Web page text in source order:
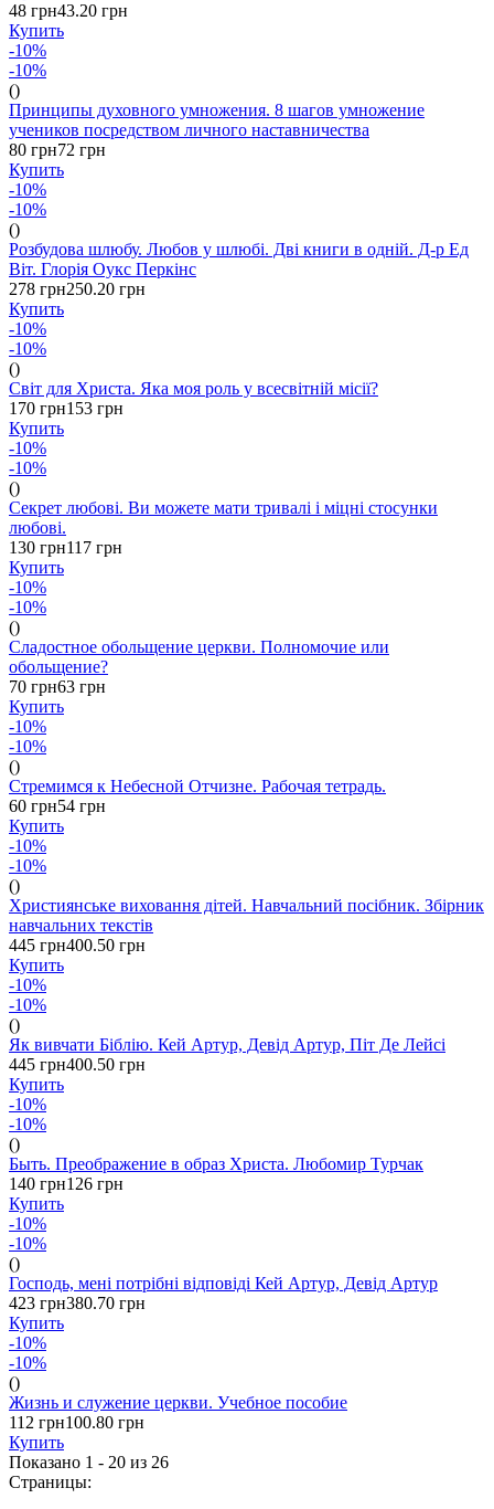
48 грн43.20 грн
Купить
-10%
-10%
()
Принципы духовного умножения. 8 шагов умножение
учеников посредством личного наставничества
80 грн72 грн
Купить
-10%
-10%
()
Розбудова шлюбу. Любов у шлюбі. Дві книги в одній. Д-р Ед
Віт. Глорія Оукс Перкінс
278 грн250.20 грн
Купить
-10%
-10%
()
Світ для Христа. Яка моя роль у всесвітній місії?
170 грн153 грн
Купить
-10%
-10%
()
Секрет любові. Ви можете мати тривалі і міцні стосунки
любові.
130 грн117 грн
Купить
-10%
-10%
()
Сладостное обольщение церкви. Полномочие или
обольщение?
70 грн63 грн
Купить
-10%
-10%
()
Стремимся к Небесной Отчизне. Рабочая тетрадь.
60 грн54 грн
Купить
-10%
-10%
()
Християнське виховання дітей. Навчальний посібник. Збірник
навчальних текстів
445 грн400.50 грн
Купить
-10%
-10%
()
Як вивчати Біблію. Кей Артур, Девід Артур, Піт Де Лейсі
445 грн400.50 грн
Купить
-10%
-10%
()
Быть. Преображение в образ Христа. Любомир Турчак
140 грн126 грн
Купить
-10%
-10%
()
Господь, мені потрібні відповіді Кей Артур, Девід Артур
423 грн380.70 грн
Купить
-10%
-10%
()
Жизнь и служение церкви. Учебное пособие
112 грн100.80 грн
Купить
Показано 1 - 20 из 26
Страницы: